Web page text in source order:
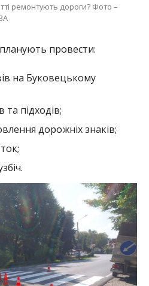
ремонтують дороги? Фото –
провести:
на Буковецькому
підходів;
дорожніх знаків;